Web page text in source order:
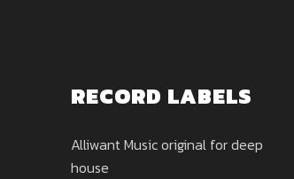
RECORD LABELS
Alliwant Music original for deep
house